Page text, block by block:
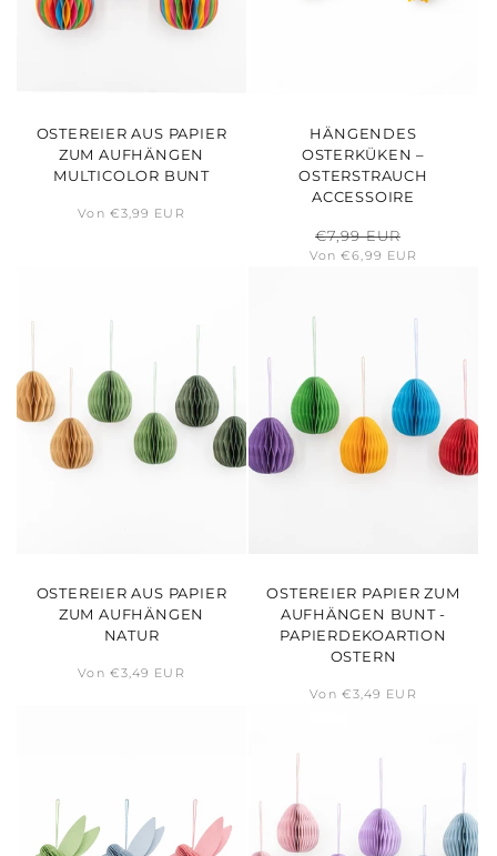
OSTEREIER AUS PAPIER
ZUM AUFHÄNGEN
MULTICOLOR BUNT
Normaler
Von €3,99 EUR
HÄNGENDES
OSTERKÜKEN –
OSTERSTRAUCH
ACCESSOIRE
Normaler
Preis
€7,99 EUR
Von €6,99 EUR
OSTEREIER AUS PAPIER
ZUM AUFHÄNGEN
NATUR
Normaler
Von €3,49 EUR
OSTEREIER PAPIER ZUM
AUFHÄNGEN BUNT -
PAPIERDEKOARTION
OSTERN
Normaler
Von €3,49 EUR